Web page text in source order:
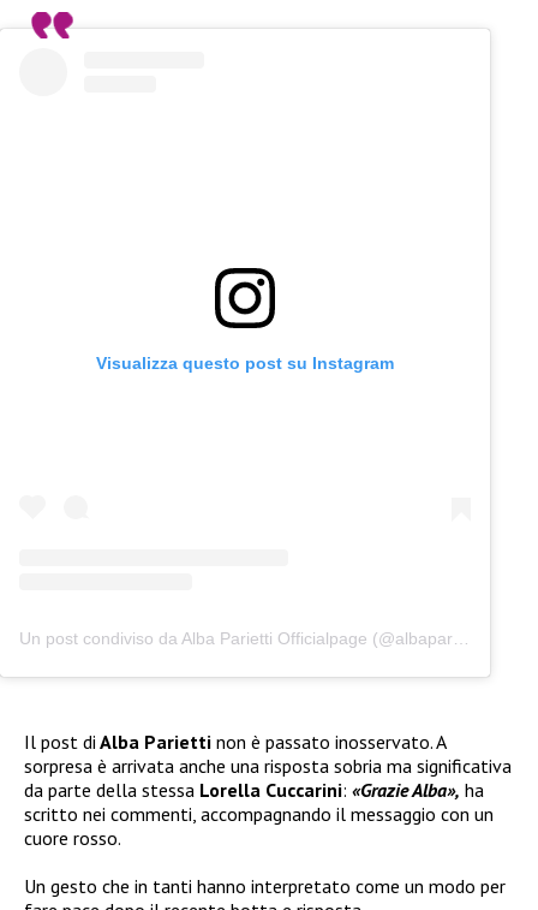
Visualizza questo post su Instagram
Il post di Alba Parietti non è passato inosservato. A
sorpresa è arrivata anche una risposta sobria ma significativa
da parte della stessa Lorella Cuccarini: «Grazie Alba», ha
scritto nei commenti, accompagnando il messaggio con un
cuore rosso.
Un gesto che in tanti hanno interpretato come un modo per